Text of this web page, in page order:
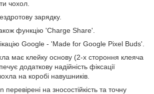
чохол.
зарядку.
функцію 'Charge Share'.
Google - 'Made for Google Pixel Buds'.
має клейку основу (2-х стороння клеяча
додаткову надійність фіксації
на коробі навушників.
перевірені на зносостійкість та точну